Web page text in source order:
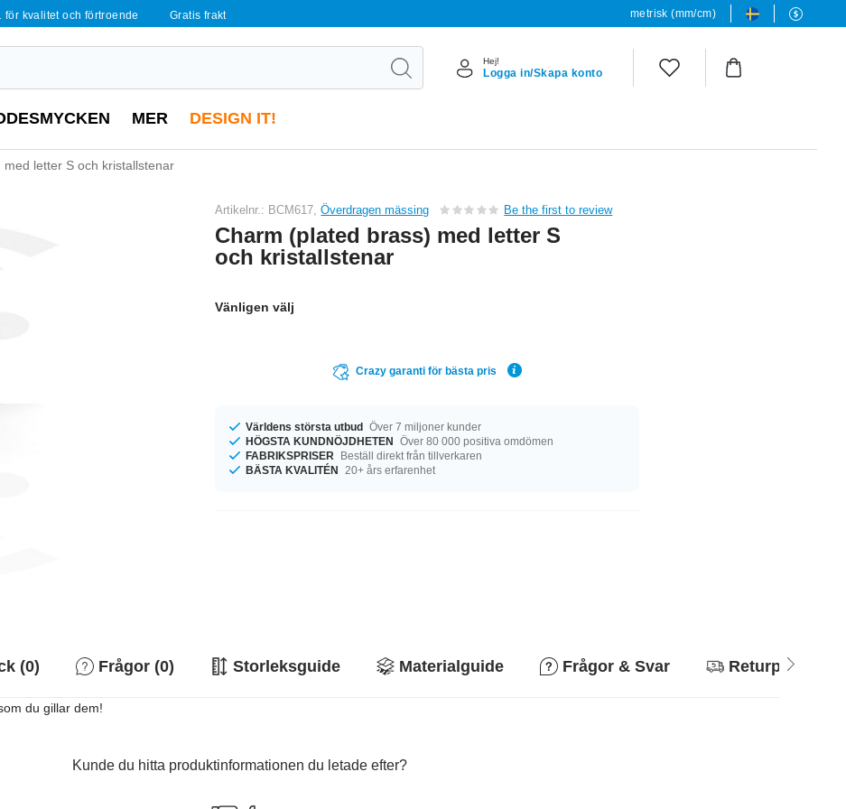
för kvalitet och förtroende Gratis frakt metrisk (mm/cm)
Hej!
Logga in/Skapa konto
MER DESIGN IT!
letter S och kristallstenar
Artikelnr.: BCM617,Överdragen mässing Be the first to review
Charm (plated brass) med letter S
och kristallstenar
Vänligen välj
Crazy garanti för bästa pris
Världens största utbud Över 7 miljoner kunder
HÖGSTA KUNDNÖJDHETEN Över 80 000 positiva omdömen
FABRIKSPRISER
Beställ direkt från tillverkaren
BÄSTA KVALITÉN
20+ års erfarenhet
(0) Frågor (0) Storleksguide Materialguide Frågor & Svar Returpolicy
du gillar dem!
Kunde du hitta produktinformationen du letade efter?